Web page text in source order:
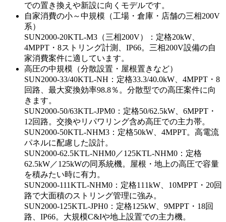
での置き換えや新設に向くモデルです。
自家消費の小～中規模（工場・倉庫・店舗の三相200V
系）
SUN2000-20KTL-M3（三相200V）：定格20kW、
4MPPT・8ストリング計測、IP66。三相200V設備の自
家消費案件に適しています。
高圧の中規模（分散設置・屋根置きなど）
SUN2000-33/40KTL-NH：定格33.3/40.0kW、4MPPT・8
回路、最大変換効率98.8％。分散型での高圧案件に向
きます。
SUN2000-50/63KTL-JPM0：定格50/62.5kW、6MPPT・
12回路。交換やリパワリング含め高圧での主力帯。
SUN2000-50KTL-NHM3：定格50kW、4MPPT。高電流
パネルに配慮した設計。
SUN2000-62.5KTL-NHM0／125KTL-NHM0：定格
62.5kW／125kWの同系統機。屋根・地上の高圧で容量
を積みたい時に有力。
SUN2000-111KTL-NHM0：定格111kW、10MPPT・20回
路で大面積のストリング管理に強み。
SUN2000-125KTL-JPH0：定格125kW、9MPPT・18回
路、IP66。大規模C&Iや地上設置での主力機。